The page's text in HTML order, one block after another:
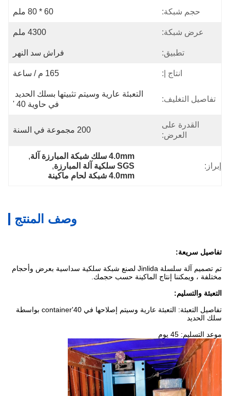
حجم شبكة: 60 * 80 ملم
عرض شبكة: 4300 ملم
تطبيق: فراش سد النهر
انتاج |: 165 م / ساعة
تفاصيل التغليف:
التعبئة عارية وسيتم تثبيتها بسلك الحديد
في حاوية 40 '
القدرة على
العرض:
200 مجموعة في السنة
إبراز:
4.0mm سلك شبكة المبارزة آلة
,
SGS سلكية آلة المبارزة
,
4.0mm شبكة لحام ماكينة
وصف المنتج
تفاصيل سريعة:
تم تصميم آلة سلسلة Jinlida لصنع شبكة سلكية سداسية بعرض وأحجام
مختلفة ، ويمكننا إنتاج الماكينة حسب حجمك.
التعبئة والتسليم:
تفاصيل التعبئة: التعبئة عارية وسيتم إصلاحها في 40'container بواسطة
سلك الحديد
موعد التسليم: 45 يوم